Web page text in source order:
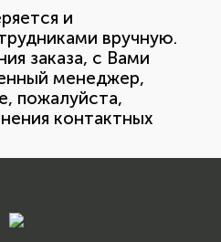
и
вручную.
заказа, с Вами
менеджер,
пожалуйста,
контактных